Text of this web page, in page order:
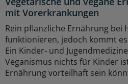
mit Vorerkrankungen
Rein pflanzliche Ernährung bei
funktionieren, jedoch kommt
Ein Kinder- und
Veganismus nichts für Kinder
Ernährung vorteilhaft sein